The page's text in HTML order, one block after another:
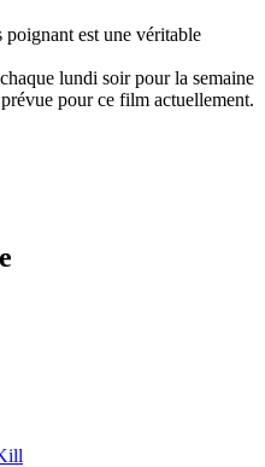
est une véritable
lundi soir pour la semaine
pour ce film actuellement.